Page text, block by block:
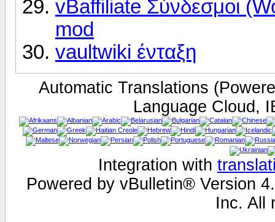
vBaffiliate Σύνδεσμοι
mod
vaultwiki ένταξη
Automatic Translations
Language Cloud,
Integration with
Powered by vBulletin® Version
Inc. All